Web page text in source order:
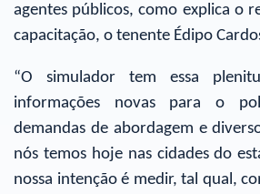
agentes públicos, como explica o
capacitação, o tenente Édipo
“O simulador tem essa
informações novas para o
demandas de abordagem e
nós temos hoje nas cidades do
nossa intenção é medir, tal qual,